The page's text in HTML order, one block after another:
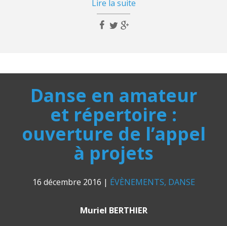
Lire la suite
Danse en amateur
et répertoire :
ouverture de l’appel
à projets
16 décembre 2016 | ÉVÈNEMENTS DANSE
Muriel BERTHIER